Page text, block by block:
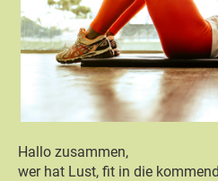
Hallo zusammen,
wer hat Lust, fit in die